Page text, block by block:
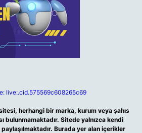
live:.cid.575569c608265c69
herhangi bir marka, kurum veya şahıs
bulunmamaktadır. Sitede yalnızca kendi
paylaşılmaktadır. Burada yer alan içerikler